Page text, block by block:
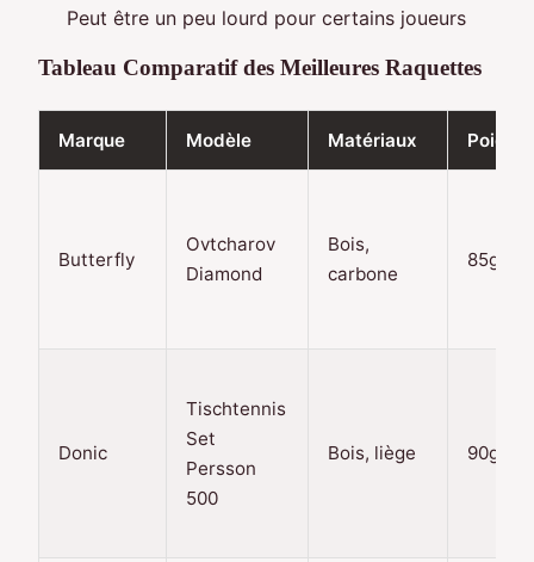
Peut être un peu lourd pour certains joueurs
Tableau Comparatif des Meilleures Raquettes
Marque Modèle Matériaux Poids
Butterfly
Ovtcharov
Diamond
Bois,
carbone
85g
Donic
Tischtennis
Set
Persson
500
Bois, liège 90g